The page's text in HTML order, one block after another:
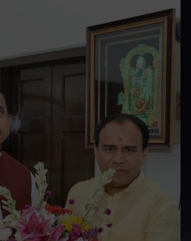
विभाग प्रदेशभर में आयोजित